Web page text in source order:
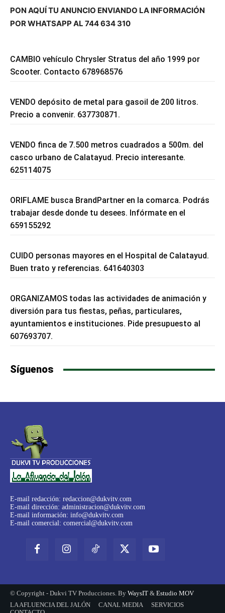
PON AQUÍ TU ANUNCIO ENVIANDO LA INFORMACIÓN
POR WHATSAPP AL 744 634 310
CAMBIO vehículo Chrysler Stratus del año 1999 por
Scooter. Contacto 678968576
VENDO depósito de metal para gasoil de 200 litros.
Precio a convenir. 637730871.
VENDO finca de 7.500 metros cuadrados a 500m. del
casco urbano de Calatayud. Precio interesante.
625114075
ORIFLAME busca BrandPartner en la comarca. Podrás
trabajar desde donde tu desees. Infórmate en el
659155292
CUIDO personas mayores en el Hospital de Calatayud.
Buen trato y referencias. 641640303
ORGANIZAMOS todas las actividades de animación y
diversión para tus fiestas, peñas, particulares,
ayuntamientos e instituciones. Pide presupuesto al
607693707.
Síguenos
E-mail redacción: redaccion@dukvitv.com
E-mail dirección: administracion@dukvitv.com
E-mail información: info@dukvitv.com
E-mail comercial: comercial@dukvitv.com
© Copyright - Dukvi TV Producciones. By WaysIT & Estudio MOV
LA AFLUENCIA DEL JALÓN
CANAL MEDIA
SERVICIOS